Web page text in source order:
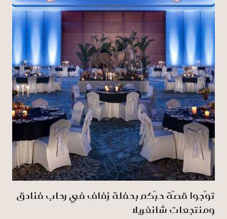
توّجوا قصّة حبّكم بحفلة زفاف في رِحاب فنادق
ومنتجعات شانغريلا